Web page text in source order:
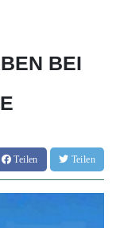
BEI
Teilen Teilen